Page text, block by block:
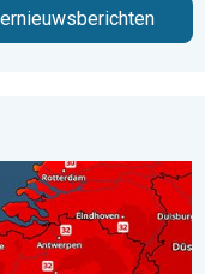
. . donderdag